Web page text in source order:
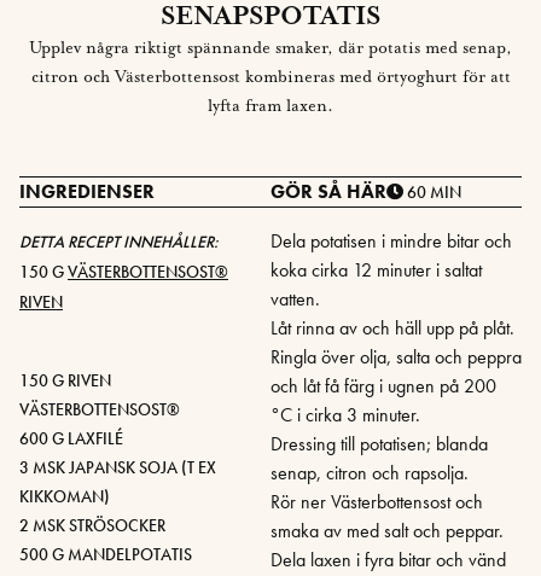
SENAPSPOTATIS
Upplev några riktigt spännande smaker, där potatis med senap,
citron och Västerbottensost kombineras med örtyoghurt för att
lyfta fram laxen.
INGREDIENSER
DETTA RECEPT INNEHÅLLER:
150 GVÄSTERBOTTENSOST®
RIVEN
150 G RIVEN
VÄSTERBOTTENSOST®
600 G LAXFILÉ
3 MSK JAPANSK SOJA (T EX
KIKKOMAN)
2 MSK STRÖSOCKER
500 G MANDELPOTATIS
GÖR SÅ HÄR 60 MIN
Dela potatisen i mindre bitar och
koka cirka 12 minuter i saltat
vatten.
Låt rinna av och häll upp på plåt.
Ringla över olja, salta och peppra
och låt få färg i ugnen på 200
°C i cirka 3 minuter.
Dressing till potatisen; blanda
senap, citron och rapsolja.
Rör ner Västerbottensost och
smaka av med salt och peppar.
Dela laxen i fyra bitar och vänd